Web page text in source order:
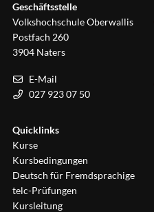
Geschäftsstelle
Volkshochschule Oberwallis
Postfach 260
3904 Naters
E-Mail
027 923 07 50
Quicklinks
Kurse
Kursbedingungen
Deutsch für Fremdsprachige
telc-Prüfungen
Kursleitung